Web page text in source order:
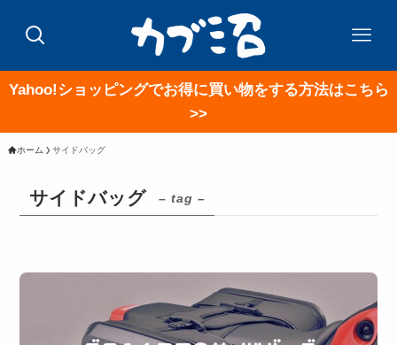
Yahoo!ショッピングでお得に買い物をする方法はこちら
>>
ホーム サイドバッグ
サイドバッグ – tag –